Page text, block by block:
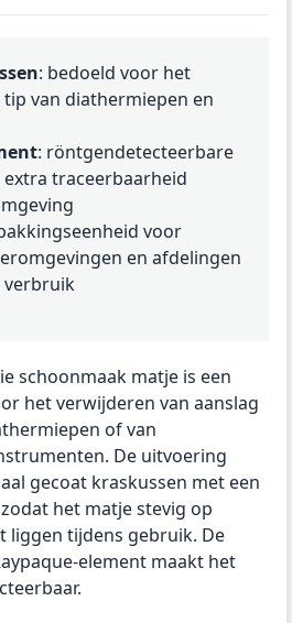
: bedoeld voor het
van diathermiepen en
: röntgendetecteerbare
traceerbaarheid
voor
en afdelingen
verbruik
schoonmaak matje is een
het verwijderen van aanslag
of van
De uitvoering
gecoat kraskussen met een
het matje stevig op
liggen tijdens gebruik. De
element maakt het